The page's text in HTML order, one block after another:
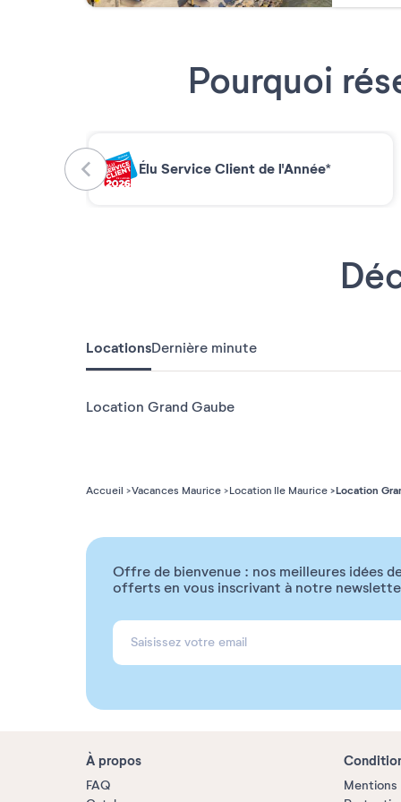
Pourquoi
Élu Service Client de l'Année*
LocationsDernière minute
Location Grand Gaube
Accueil Vacances Maurice Location Ile Maurice Location
Offre de bienvenue : nos meilleures idées
offerts en vous inscrivant à notre
À propos
FAQ
Mentions